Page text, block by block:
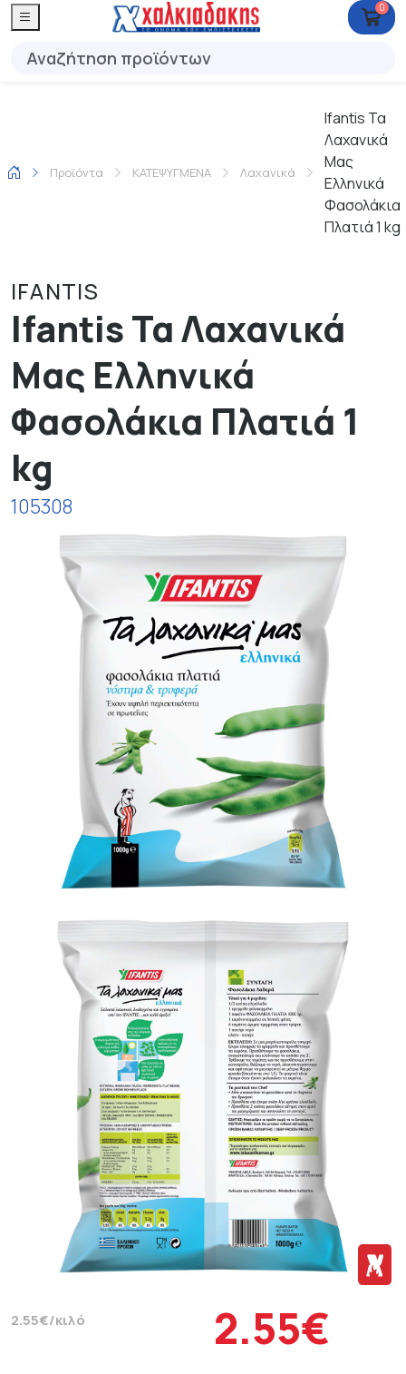
0
Προϊόντα ΚΑΤΕΨΥΓΜΕΝΑ Λαχανικά
Ifantis Τα
Λαχανικά
Μας
Ελληνικά
Φασολάκια
Πλατιά 1 kg
IFANTIS
Ifantis Τα Λαχανικά
Μας Ελληνικά
Φασολάκια Πλατιά 1
kg
105308
2.55€/κιλό 2.55€